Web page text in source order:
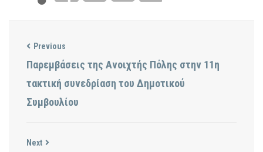
Previous
Παρεμβάσεις της Ανοιχτής Πόλης στην 11η
τακτική συνεδρίαση του Δημοτικού
Συμβουλίου
Next